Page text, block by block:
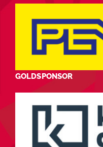
GOLDSPONSOR